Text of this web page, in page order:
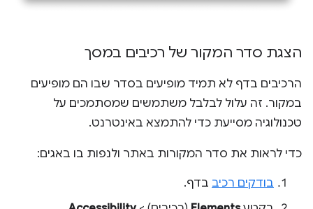
הצגת סדר המקור של רכיבים במסך
הרכיבים בדף לא תמיד מופיעים בסדר שבו הם מופיעים
במקור. זה עלול לבלבל משתמשים שמסתמכים על
טכנולוגיה מסייעת כדי להתמצא באינטרנט.
כדי לראות את סדר המקורות באתר ולנפות בו באגים:
בודקים רכיב בדף.